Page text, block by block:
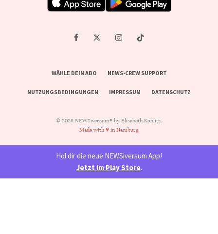
WÄHLE DEIN ABO NEWS-CREW SUPPORT
NUTZUNGSBEDINGUNGEN IMPRESSUM DATENSCHUTZ
© 2026 NEWSiversum® by Elisabeth Koblitz.
Made with ♥ in Hamburg
Hol dir die neue NEWSiversum App!
Jetzt im Play Store.